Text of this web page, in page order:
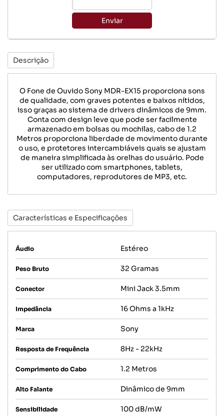
Enviar
Descrição
O Fone de Ouvido Sony MDR-EX15 proporciona sons
de qualidade, com graves potentes e baixos nítidos,
isso graças ao sistema de drivers dinâmicos de 9mm.
Conta com design leve que pode ser facilmente
armazenado em bolsas ou mochilas, cabo de 1.2
Metros proporciona liberdade de movimento durante
o uso, e protetores intercambiáveis quais se ajustam
de maneira simplificada às orelhas do usuário. Pode
ser utilizado com smartphones, tablets,
computadores, reprodutores de MP3, etc.
Características e Especificações
Áudio Estéreo
Peso Bruto 32 Gramas
Conector Mini Jack 3.5mm
Impedância 16 Ohms a 1kHz
Marca Sony
Resposta de Frequência 8Hz - 22kHz
Comprimento do Cabo 1.2 Metros
Alto Falante Dinâmico de 9mm
Sensibilidade 100 dB/mW